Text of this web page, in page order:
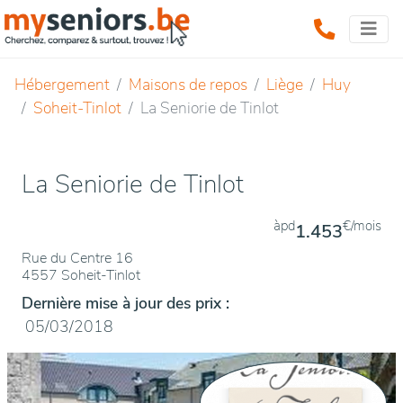
Hébergement Maisons de repos Liège
Huy
Soheit-Tinlot
La Seniorie de Tinlot
La Seniorie de Tinlot
Rue du Centre 16
4557 Soheit-Tinlot
àpd1.453€/mois
Dernière mise à jour des prix :
05/03/2018